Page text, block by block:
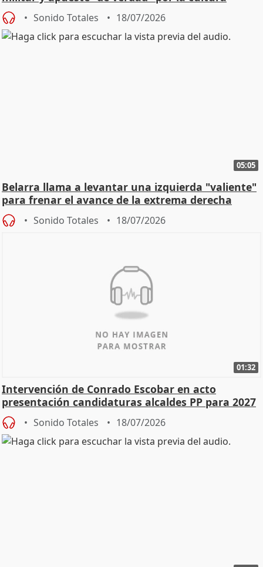
Sonido Totales 18/07/2026
05:05
Belarra llama a levantar una izquierda "valiente"
para frenar el avance de la extrema derecha
Sonido Totales 18/07/2026
01:32
Intervención de Conrado Escobar en acto
presentación candidaturas alcaldes PP para 2027
Sonido Totales 18/07/2026